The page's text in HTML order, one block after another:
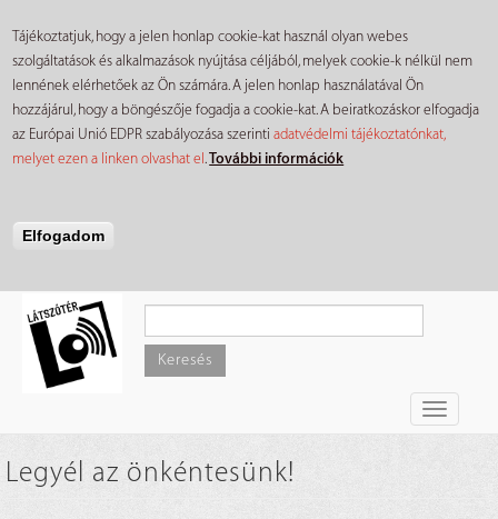
Tájékoztatjuk, hogy a jelen honlap cookie-kat használ olyan webes
szolgáltatások és alkalmazások nyújtása céljából, melyek cookie-k nélkül nem
lennének elérhetőek az Ön számára. A jelen honlap használatával Ön
hozzájárul, hogy a böngészője fogadja a cookie-kat. A beiratkozáskor elfogadja
az Európai Unió EDPR szabályozása szerintiadatvédelmi tájékoztatónkat,
melyet ezen a linken olvashat el.További információk
Elfogadom
tartalomra
Keresés
Toggle
Legyél az önkéntesünk!